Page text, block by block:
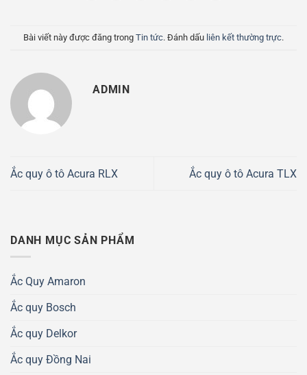
Bài viết này được đăng trong Tin tức. Đánh dấu liên kết thường trực.
ADMIN
Ắc quy ô tô Acura RLX Ắc quy ô tô Acura TLX
DANH MỤC SẢN PHẨM
Ắc Quy Amaron
Ắc quy Bosch
Ắc quy Delkor
Ắc quy Đồng Nai